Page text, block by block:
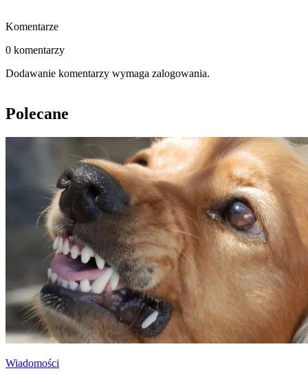
Komentarze
0 komentarzy
Dodawanie komentarzy wymaga zalogowania.
Polecane
Wiadomości